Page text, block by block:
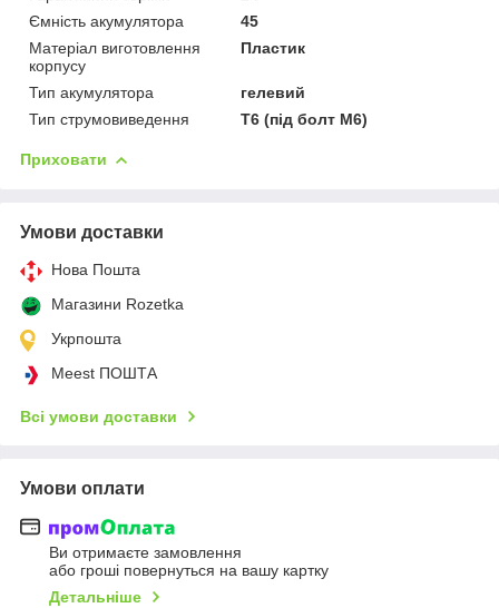
Ємність акумулятора
45
Матеріал виготовлення
корпусу
Пластик
Тип акумулятора
гелевий
Тип струмовиведення
Т6 (під болт М6)
Приховати
Умови доставки
Нова Пошта
Магазини Rozetka
Укрпошта
Meest ПОШТА
Всі умови доставки
Умови оплати
Ви отримаєте замовлення
або гроші повернуться на вашу картку
Детальніше